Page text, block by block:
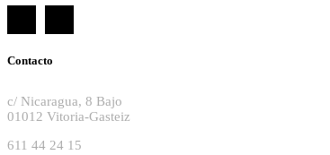
Contacto
c/ Nicaragua, 8 Bajo
01012 Vitoria-Gasteiz
611 44 24 15